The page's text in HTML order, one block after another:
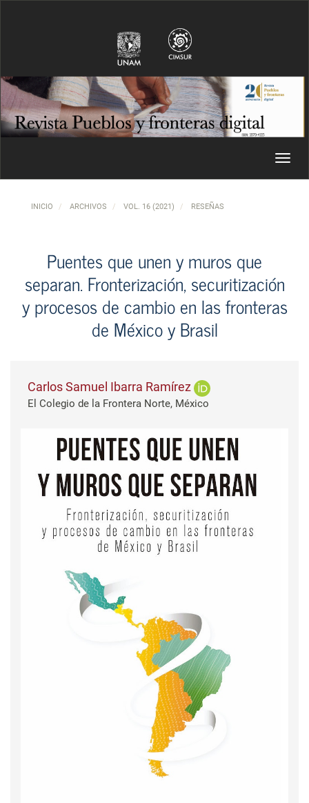
INICIO ARCHIVOS VOL. 16 (2021) RESEÑAS
Puentes que unen y muros que
separan. Fronterización, securitización
y procesos de cambio en las fronteras
de México y Brasil
Carlos Samuel Ibarra Ramírez
El Colegio de la Frontera Norte, México
Barra lateral del artículo